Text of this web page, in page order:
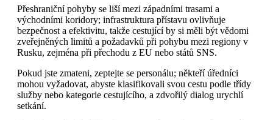
Přeshraniční pohyby se liší mezi západními trasami a
východními koridory; infrastruktura přístavu ovlivňuje
bezpečnost a efektivitu, takže cestující by si měli být vědomi
zveřejněných limitů a požadavků při pohybu mezi regiony v
Rusku, zejména při přechodu z EU nebo států SNS.
Pokud jste zmateni, zeptejte se personálu; někteří úředníci
mohou vyžadovat, abyste klasifikovali svou cestu podle třídy
služby nebo kategorie cestujícího, a zdvořilý dialog urychlí
setkání.